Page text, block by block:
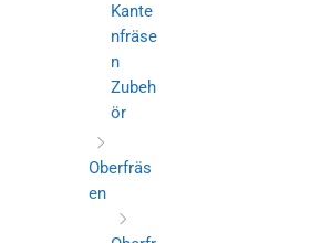
Kante
nfräse
n
Zubeh
ör
Oberfräs
en